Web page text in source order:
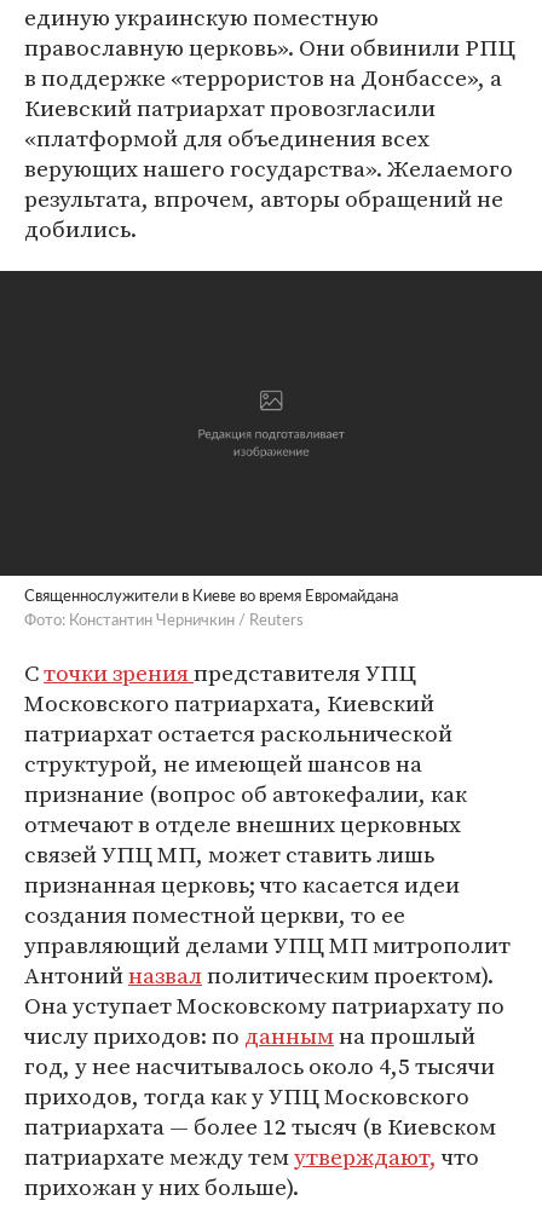
единую украинскую поместную
православную церковь». Они обвинили РПЦ
в поддержке «террористов на Донбассе», а
Киевский патриархат провозгласили
«платформой для объединения всех
верующих нашего государства». Желаемого
результата, впрочем, авторы обращений не
добились.
Священнослужители в Киеве во время Евромайдана
Фото: Константин Черничкин / Reuters
Сточки зренияпредставителя УПЦ
Московского патриархата, Киевский
патриархат остается раскольнической
структурой, не имеющей шансов на
признание (вопрос об автокефалии, как
отмечают в отделе внешних церковных
связей УПЦ МП, может ставить лишь
признанная церковь; что касается идеи
создания поместной церкви, то ее
управляющий делами УПЦ МП митрополит
Антонийназвалполитическим проектом).
Она уступает Московскому патриархату по
числу приходов: по даннымна прошлый
год, у нее насчитывалось около 4,5 тысячи
приходов, тогда как у УПЦ Московского
патриархата — более 12 тысяч (в Киевском
патриархате между темутверждают,что
прихожан у них больше).